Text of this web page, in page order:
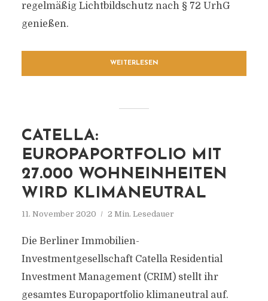
regelmäßig Lichtbildschutz nach § 72 UrhG
genießen.
WEITERLESEN
CATELLA:
EUROPAPORTFOLIO MIT
27.000 WOHNEINHEITEN
WIRD KLIMANEUTRAL
11. November 2020 2 Min. Lesedauer
Die Berliner Immobilien-
Investmentgesellschaft Catella Residential
Investment Management (CRIM) stellt ihr
gesamtes Europaportfolio klimaneutral auf.